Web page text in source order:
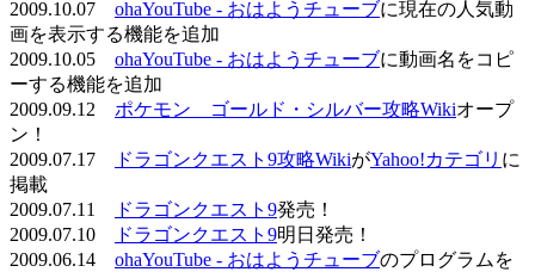
2009.10.07 ohaYouTube - おはようチューブに現在の人気動
画を表示する機能を追加
2009.10.05 ohaYouTube - おはようチューブに動画名をコピ
ーする機能を追加
2009.09.12 ポケモン ゴールド・シルバー攻略Wikiオープ
ン！
2009.07.17
ドラゴンクエスト9攻略WikiがYahoo!カテゴリ に
掲載
2009.07.11
ドラゴンクエスト9発売！
2009.07.10
ドラゴンクエスト9明日発売！
2009.06.14 ohaYouTube - おはようチューブのプログラムを